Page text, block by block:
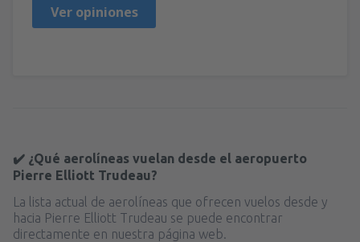
Ver opiniones
✔️ ¿Qué aerolíneas vuelan desde el aeropuerto
Pierre Elliott Trudeau?
La lista actual de aerolíneas que ofrecen vuelos desde y
hacia Pierre Elliott Trudeau se puede encontrar
directamente en nuestra página web.